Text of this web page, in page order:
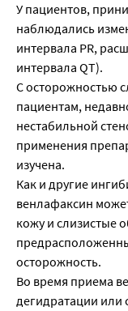
У пациентов,
наблюдались
интервала PR,
интервала QТ).
С осторожностью
пациентам,
нестабильной
применения
изучена.
Как и другие
венлафаксин
кожу и слизистые
осторожность.
Во время приема
дегидратации